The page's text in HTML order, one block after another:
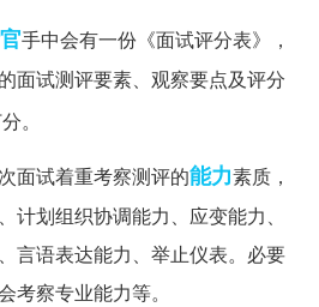
手中会有一份《面试评分表》，
面试测评要素、观察要点及评分
。
面试着重考察测评的能力素质，
计划组织协调能力、应变能力、
言语表达能力、举止仪表。必要
考察专业能力等。